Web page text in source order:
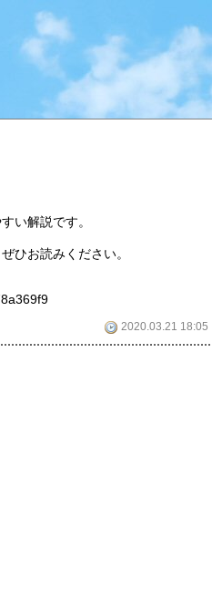
い解説です。
ひお読みください。
2020.03.21 18:05 |